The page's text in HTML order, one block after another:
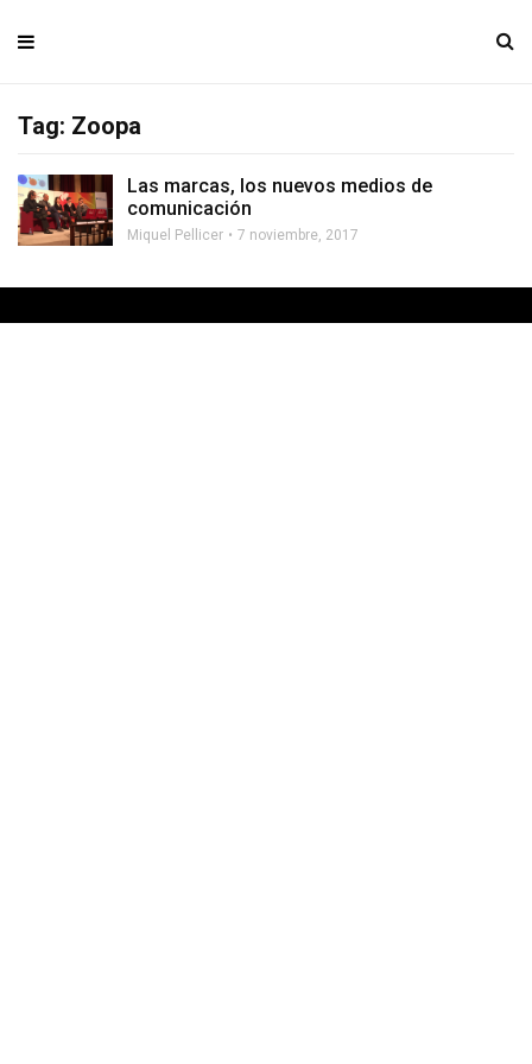
Tag: Zoopa
Las marcas, los nuevos medios de
comunicación
Miquel Pellicer 7 noviembre, 2017